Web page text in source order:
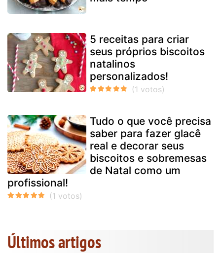
5 receitas para criar
seus próprios biscoitos
natalinos
personalizados!
Tudo o que você precisa
saber para fazer glacê
real e decorar seus
biscoitos e sobremesas
de Natal como um
profissional!
Últimos artigos